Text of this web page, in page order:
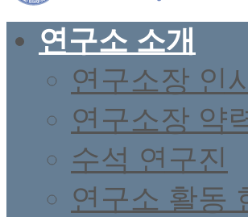
연구소 소개
연구소장 인
연구소장 약
수석 연구진
연구소 활동